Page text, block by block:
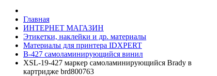
Главная
ИНТЕРНЕТ МАГАЗИН
Этикетки, наклейки и др. материалы
Материалы для принтера IDXPERT
B-427 cамоламинирующийся винил
XSL-19-427 маркер самоламинирующийся Brady в
картридже brd800763